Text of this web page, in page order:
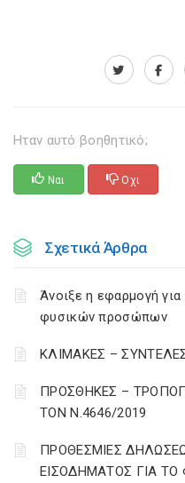
Ηταν αυτό βοηθητικό;
Ναι Οχι
Σχετικά Άρθρα
Άνοιξε η εφαρμογή
φυσικών προσώπων
ΚΛΙΜΑΚΕΣ –
ΠΡΟΣΘΗΚΕΣ –
ΤΟΝ Ν.4646/2019
ΠΡΟΘΕΣΜΙΕΣ
ΕΙΣΟΔΗΜΑΤΟΣ ΓΙΑ ΤΟ